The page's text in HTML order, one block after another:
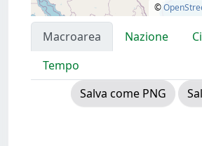
©
Macroarea Nazione
Tempo
Salva come PNG